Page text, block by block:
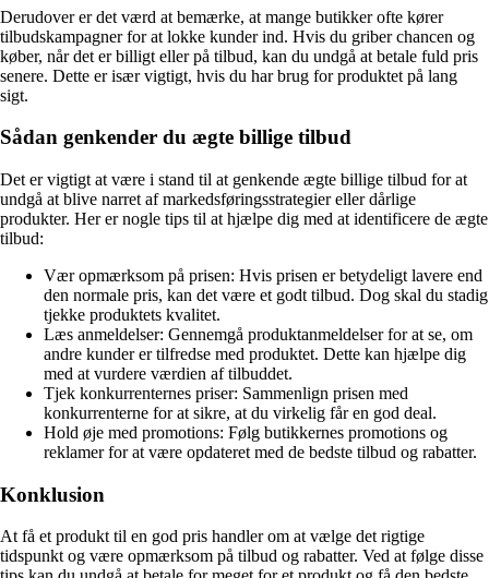
Derudover er det værd at bemærke, at mange butikker ofte kører
tilbudskampagner for at lokke kunder ind. Hvis du griber chancen og
køber, når det er billigt eller på tilbud, kan du undgå at betale fuld pris
senere. Dette er især vigtigt, hvis du har brug for produktet på lang
sigt.
Sådan genkender du ægte billige tilbud
Det er vigtigt at være i stand til at genkende ægte billige tilbud for at
undgå at blive narret af markedsføringsstrategier eller dårlige
produkter. Her er nogle tips til at hjælpe dig med at identificere de ægte
tilbud:
Vær opmærksom på prisen: Hvis prisen er betydeligt lavere end
den normale pris, kan det være et godt tilbud. Dog skal du stadig
tjekke produktets kvalitet.
Læs anmeldelser: Gennemgå produktanmeldelser for at se, om
andre kunder er tilfredse med produktet. Dette kan hjælpe dig
med at vurdere værdien af tilbuddet.
Tjek konkurrenternes priser: Sammenlign prisen med
konkurrenterne for at sikre, at du virkelig får en god deal.
Hold øje med promotions: Følg butikkernes promotions og
reklamer for at være opdateret med de bedste tilbud og rabatter.
Konklusion
At få et produkt til en god pris handler om at vælge det rigtige
tidspunkt og være opmærksom på tilbud og rabatter. Ved at følge disse